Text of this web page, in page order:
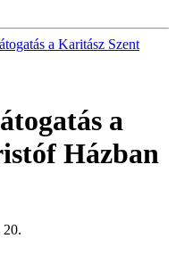
a Karitász Szent
a
Házban
20.